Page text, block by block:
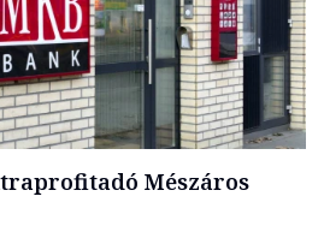
Mészáros